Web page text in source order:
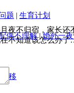
题 | 生育计划
偶不理解|婚外一
移
夜不归宿，家长
在不知道该怎么